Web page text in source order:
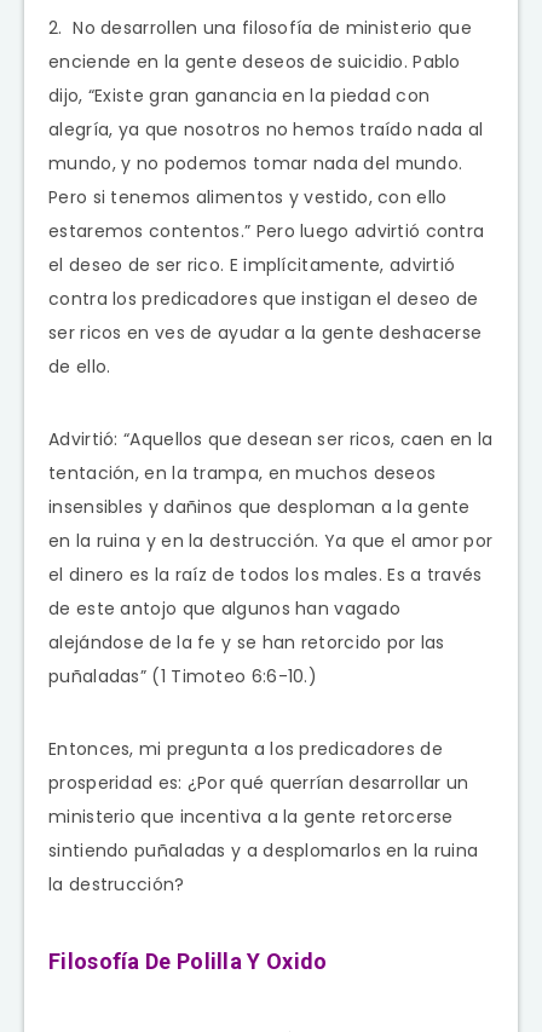
2. No desarrollen una filosofía de ministerio que
enciende en la gente deseos de suicidio. Pablo
dijo, “Existe gran ganancia en la piedad con
alegría, ya que nosotros no hemos traído nada al
mundo, y no podemos tomar nada del mundo.
Pero si tenemos alimentos y vestido, con ello
estaremos contentos.” Pero luego advirtió contra
el deseo de ser rico. E implícitamente, advirtió
contra los predicadores que instigan el deseo de
ser ricos en ves de ayudar a la gente deshacerse
de ello.
Advirtió: “Aquellos que desean ser ricos, caen en la
tentación, en la trampa, en muchos deseos
insensibles y dañinos que desploman a la gente
en la ruina y en la destrucción. Ya que el amor por
el dinero es la raíz de todos los males. Es a través
de este antojo que algunos han vagado
alejándose de la fe y se han retorcido por las
puñaladas” (1 Timoteo 6:6-10.)
Entonces, mi pregunta a los predicadores de
prosperidad es: ¿Por qué querrían desarrollar un
ministerio que incentiva a la gente retorcerse
sintiendo puñaladas y a desplomarlos en la ruina
la destrucción?
Filosofía De Polilla Y Oxido